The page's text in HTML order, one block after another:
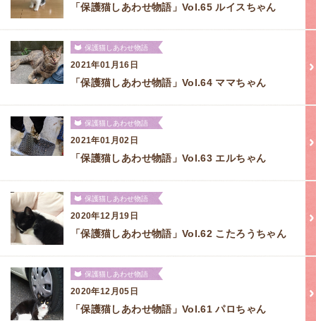
「保護猫しあわせ物語」Vol.65 ルイスちゃん
保護猫しあわせ物語
2021年01月16日
「保護猫しあわせ物語」Vol.64 ママちゃん
保護猫しあわせ物語
2021年01月02日
「保護猫しあわせ物語」Vol.63 エルちゃん
保護猫しあわせ物語
2020年12月19日
「保護猫しあわせ物語」Vol.62 こたろうちゃん
保護猫しあわせ物語
2020年12月05日
「保護猫しあわせ物語」Vol.61 パロちゃん